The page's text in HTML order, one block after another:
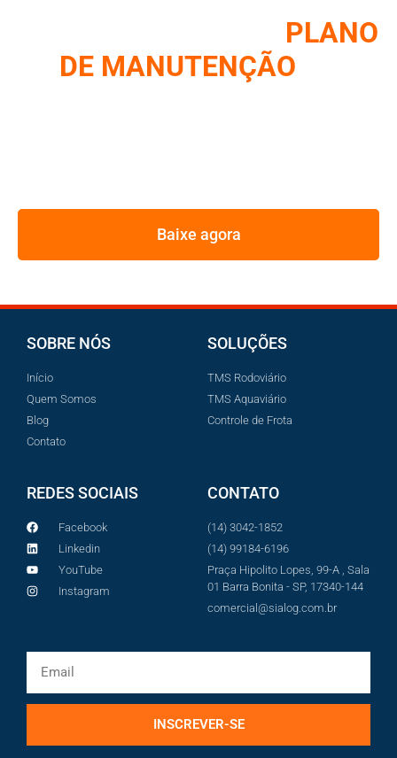
PLANO
DE MANUTENÇÃO
Baixe agora
SOBRE NÓS
Início
Quem Somos
Blog
Contato
SOLUÇÕES
TMS Rodoviário
TMS Aquaviário
Controle de Frota
REDES SOCIAIS
Facebook
Linkedin
YouTube
Instagram
CONTATO
(14) 3042-1852
(14) 99184-6196
Praça Hipolito Lopes, 99-A , Sala
01 Barra Bonita - SP, 17340-144
comercial@sialog.com.br
INSCREVER-SE